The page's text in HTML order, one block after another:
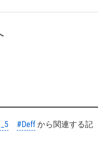
#Deff から関連する記